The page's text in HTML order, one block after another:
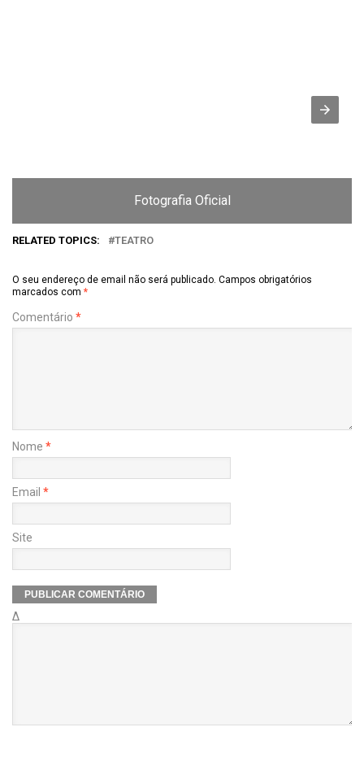
Fotografia Oficial
RELATED TOPICS: TEATRO
O seu endereço de email não será publicado. Campos obrigatórios
marcados com *
Comentário *
Nome *
Email *
Site
Δ